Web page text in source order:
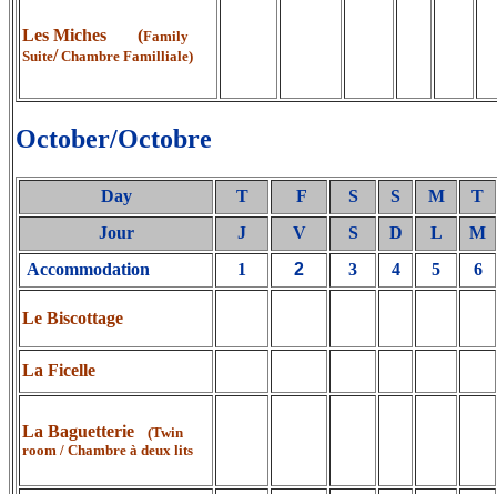
Les Miches (Family
Suite/ Chambre Familliale)
October/Octobre
Day T F S S M
T
Jour
J V S D L
M
Accommodation
1 2 3 4 5 6
Le Biscottage
La Ficelle
La Baguetterie
(Twin
room / Chambre à deux lits